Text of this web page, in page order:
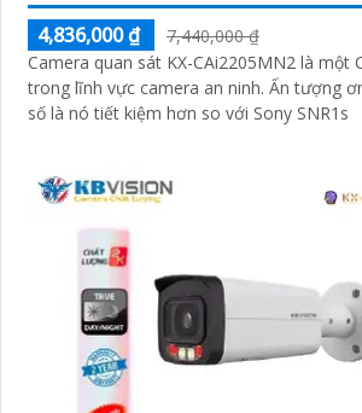
4,836,000 ₫
7,440,000 ₫
Camera quan sát KX-CAi2205MN2 là một
trong lĩnh vực camera an ninh. Ấn tượng ơn với những thông
số là nó tiết kiệm hơn so với Sony SNR1s